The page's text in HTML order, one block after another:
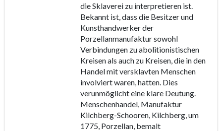
die Sklaverei zu interpretieren ist.
Bekannt ist, dass die Besitzer und
Kunsthandwerker der
Porzellanmanufaktur sowohl
Verbindungen zu abolitionistischen
Kreisen als auch zu Kreisen, die in den
Handel mit versklavten Menschen
involviert waren, hatten. Dies
verunmöglicht eine klare Deutung.
Menschenhandel, Manufaktur
Kilchberg-Schooren, Kilchberg, um
1775, Porzellan, bemalt